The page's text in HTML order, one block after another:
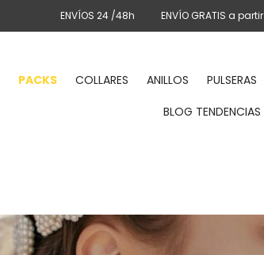
ENVÍOS 24 /48h ENVÍO GRATIS a
PACKS COLLARES ANILLOS PULSERAS
BLOG TENDENCIAS